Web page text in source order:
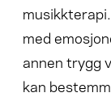
med
annen trygg
kan